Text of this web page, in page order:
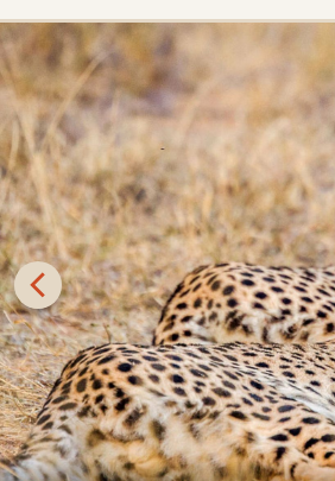
Situata tra il Parco Nazionale del
faunistica del Moremi, la riserva di